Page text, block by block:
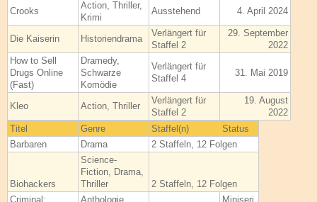
Crooks
Action, Thriller,
Krimi
Ausstehend 4. April 2024
Die Kaiserin Historiendrama
Verlängert für
Staffel 2
29. September
2022
How to Sell
Drugs Online
(Fast)
Dramedy,
Schwarze
Komödie
Verlängert für
Staffel 4
31. Mai 2019
Kleo Action, Thriller
Verlängert für
Staffel 2
19. August
2022
Titel
Genre Staffel(n)
Status
Barbaren
Drama 2 Staffeln, 12 Folgen
Biohackers
Science-
Fiction, Drama,
Thriller
2 Staffeln, 12 Folgen
Criminal:
Anthologie,
Miniseri